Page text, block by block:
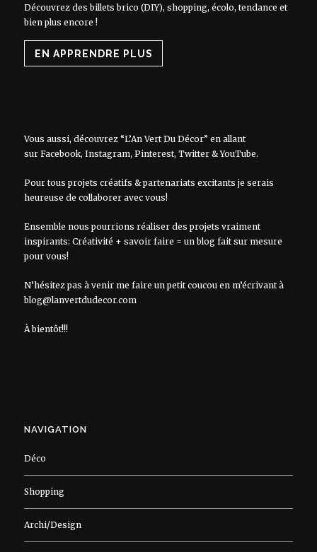
Découvrez des billets brico (DIY), shopping, écolo, tendance et
bien plus encore !
EN APPRENDRE PLUS
Vous aussi, découvrez “L’An Vert Du Décor” en allant
sur Facebook, Instagram, Pinterest, Twitter&YouTube.
Pour tous projets créatifs & partenariats excitants je serais
heureuse de collaborer avec vous!
Ensemble nous pourrions réaliser des projets vraiment
inspirants: Créativité + savoir faire = un blog fait sur mesure
pour vous!
N’hésitez pas à venir me faire un petit coucou en m’écrivant à
blog@lanvertdudecor.com
À bientôt!!!
NAVIGATION
Déco
Shopping
Archi/Design